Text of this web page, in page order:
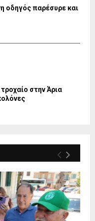
οδηγός παρέσυρε και
στην Άρια